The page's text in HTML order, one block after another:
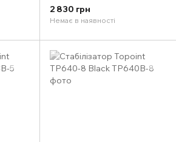
2 830 грн
Немає в наявності